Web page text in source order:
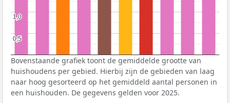
0,5
0,5
1,0
1,0
Bovenstaande grafiek toont de gemiddelde grootte van
huishoudens per gebied. Hierbij zijn de gebieden van laag
naar hoog gesorteerd op het gemiddeld aantal personen in
een huishouden. De gegevens gelden voor 2025.